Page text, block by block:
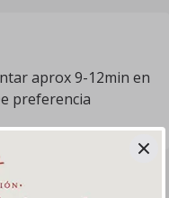
aprox 9-12min en
preferencia